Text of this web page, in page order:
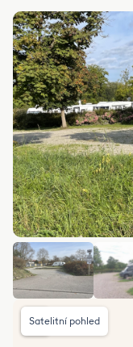
Satelitní pohled